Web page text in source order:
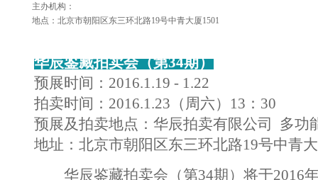
主办机构：
地点：北京市朝阳区东三环北路19号中青大厦1501
华辰鉴藏拍卖会（第34期）
预展时间：2016.1.19 - 1.22
拍卖时间：2016.1.23（周六）13：30
预展及拍卖地点：华辰拍卖有限公司 多功
地址：北京市朝阳区东三环北路19号中青
华辰鉴藏拍卖会（第34期）将于2016年